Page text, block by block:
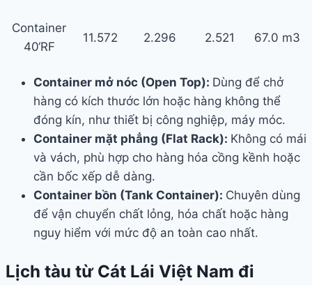
Container
40‘RF
11.572 2.296 2.521 67.0 m3
Container mở nóc (Open Top): Dùng để chở
hàng có kích thước lớn hoặc hàng không thể
đóng kín, như thiết bị công nghiệp, máy móc.
Container mặt phẳng (Flat Rack): Không có mái
và vách, phù hợp cho hàng hóa cồng kềnh hoặc
cần bốc xếp dễ dàng.
Container bồn (Tank Container): Chuyên dùng
để vận chuyển chất lỏng, hóa chất hoặc hàng
nguy hiểm với mức độ an toàn cao nhất.
Lịch tàu từ Cát Lái Việt Nam đi